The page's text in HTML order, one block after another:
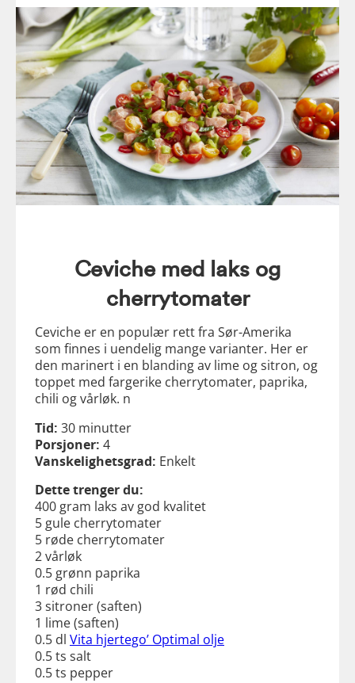
Ceviche med laks og
cherrytomater
Ceviche er en populær rett fra Sør-Amerika
som finnes i uendelig mange varianter. Her er
den marinert i en blanding av lime og sitron, og
toppet med fargerike cherrytomater, paprika,
chili og vårløk. n
Tid: 30 minutter
Porsjoner: 4
Vanskelighetsgrad: Enkelt
Dette trenger du:
400 gram laks av god kvalitet
5 gule cherrytomater
5 røde cherrytomater
2 vårløk
0.5 grønn paprika
1 rød chili
3 sitroner (saften)
1 lime (saften)
0.5 dl Vita hjertego’ Optimal olje
0.5 ts salt
0.5 ts pepper